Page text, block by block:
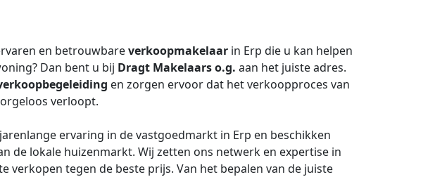
en betrouwbareverkoopmakelaar in Erp die u kan helpen
Dan bent u bij Dragt Makelaars o.g. aan het juiste adres.
en zorgen ervoor dat het verkoopproces van
verloopt.
ervaring in de vastgoedmarkt in Erp en beschikken
de lokale huizenmarkt. Wij zetten ons netwerk en expertise in
verkopen tegen de beste prijs. Van het bepalen van de juiste